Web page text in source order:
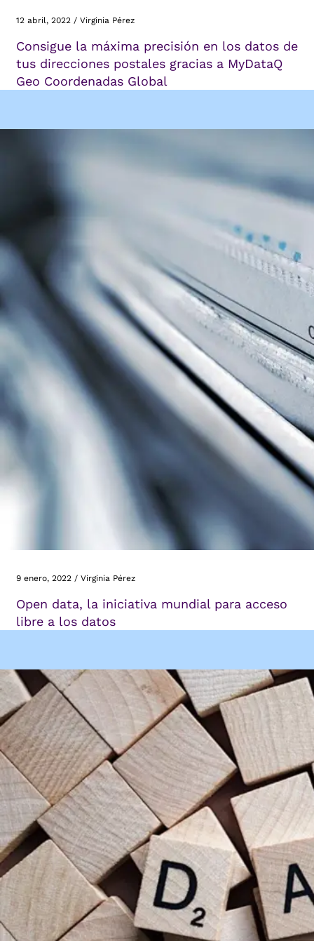
12 abril, 2022 / Virginia Pérez
Consigue la máxima precisión en los datos de
tus direcciones postales gracias a MyDataQ
Geo Coordenadas Global
9 enero, 2022 / Virginia Pérez
Open data, la iniciativa mundial para acceso
libre a los datos